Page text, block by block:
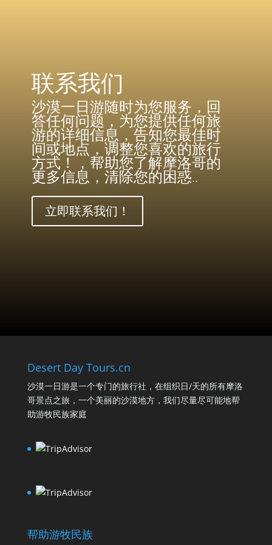
联系我们
沙漠一日游随时为您服务，回
答任何问题，为您提供任何旅
游的详细信息，告知您最佳时
间或地点，调整您喜欢的旅行
方式！，帮助您了解摩洛哥的
更多信息，清除您的困惑..
立即联系我们！
Desert Day Tours.cn
沙漠一日游是一个专门的旅行社，在组织日/天的所有摩洛
哥景点之旅，一个美丽的沙漠地方，我们尽量尽可能地帮
助游牧民族家庭
帮助游牧民族